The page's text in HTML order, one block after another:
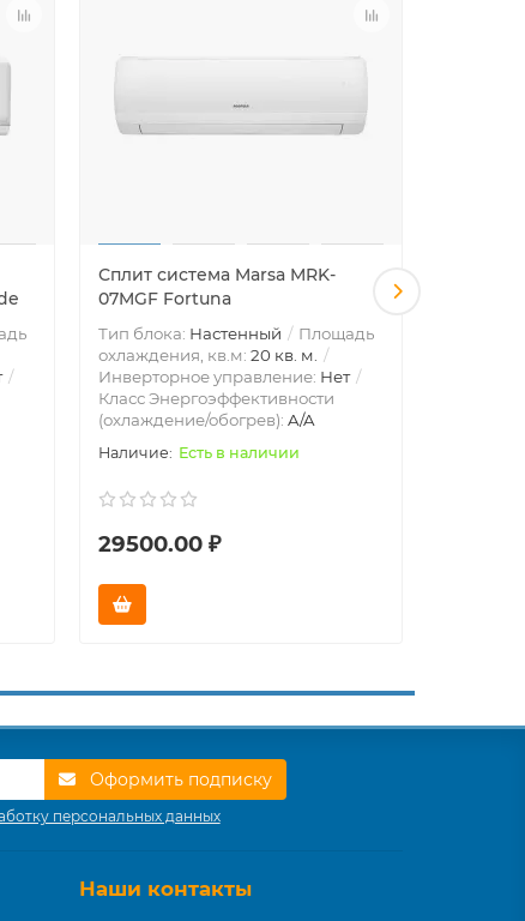
Сплит система Marsa MRK-
07MGF Fortuna
Тип блока: Настенный
Площадь
охлаждения, кв.м: 20 кв. м.
Инверторное управление: Нет
Класс Энергоэффективности
(охлаждение/обогрев): A/A
Есть в наличии
29500.00 ₽
Оформить подписку
персональных данных
Наши контакты